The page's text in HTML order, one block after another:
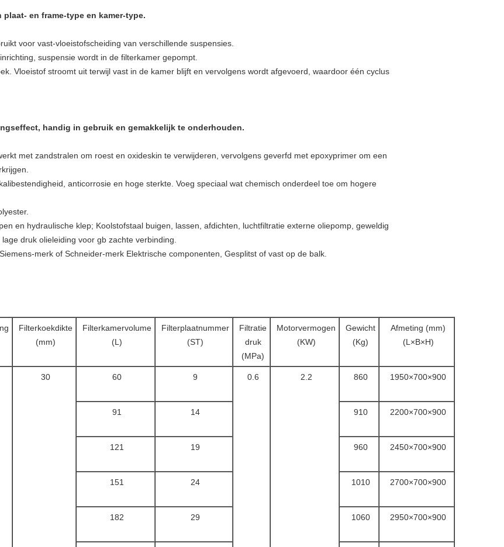
en frame-type en kamer-type.
voor vast-vloeistofscheiding van verschillende suspensies.
suspensie wordt in de filterkamer gepompt.
Vloeistof stroomt uit terwijl vast in de kamer blijft en vervolgens wordt afgevoerd, waardoor één cyclus
handig in gebruik en gemakkelijk te onderhouden.
met zandstralen om roest en oxideskin te verwijderen, vervolgens geverfd met epoxyprimer om een
anticorrosie en hoge sterkte. Voeg speciaal wat chemisch onderdeel toe om hogere
en hydraulische klep; Koolstofstaal buigen, lassen, afdichten, luchtfiltratie externe oliepomp, geweldig
druk olieleiding voor gb zachte verbinding.
merk of Schneider-merk Elektrische componenten, Gesplitst of vast op de balk.
Filterkoekdikte
(mm)
Filterkamervolume
(L)
Filterplaatnummer
(ST)
Filtratie
druk
(MPa)
Motorvermogen
(KW)
Gewicht
(Kg)
Afmeting (mm)
(L×B×H)
30 60 9 0.6 2.2 860 1950×700×900
91 14 910 2200×700×900
121 19 960 2450×700×900
151 24 1010 2700×700×900
182 29 1060 2950×700×900